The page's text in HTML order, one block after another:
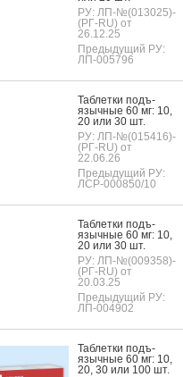
РУ: ЛП-№(013025)-
(РГ-RU) от
26.12.25
Предыдущий РУ:
ЛП-005796
Таб­летки подъ­
языч­ные 60 мг: 10,
20 или 30 шт.
РУ: ЛП-№(015416)-
(РГ-RU) от
22.06.26
Предыдущий РУ:
ЛСР-000850/10
Таб­летки подъ­
языч­ные 60 мг: 10,
20 или 30 шт.
РУ: ЛП-№(009358)-
(РГ-RU) от
20.03.25
Предыдущий РУ:
ЛП-004902
Таб­летки подъ­
языч­ные 60 мг: 10,
20, 30 или 100 шт.